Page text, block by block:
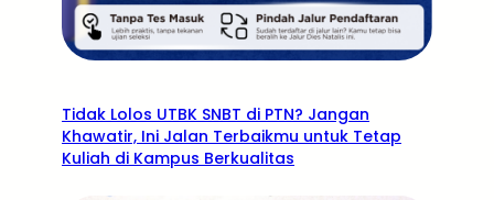
Tidak Lolos UTBK SNBT di PTN? Jangan
Khawatir, Ini Jalan Terbaikmu untuk Tetap
Kuliah di Kampus Berkualitas